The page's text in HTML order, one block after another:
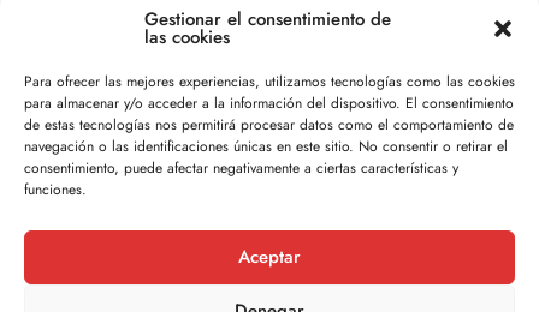
Gestionar el consentimiento de
las cookies
Para ofrecer las mejores experiencias, utilizamos tecnologías como las cookies
para almacenar y/o acceder a la información del dispositivo. El consentimiento
de estas tecnologías nos permitirá procesar datos como el comportamiento de
navegación o las identificaciones únicas en este sitio. No consentir o retirar el
consentimiento, puede afectar negativamente a ciertas características y
funciones.
Aceptar
Legal
Política de privacidad